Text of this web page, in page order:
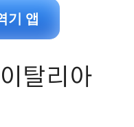
기 앱
탈리아